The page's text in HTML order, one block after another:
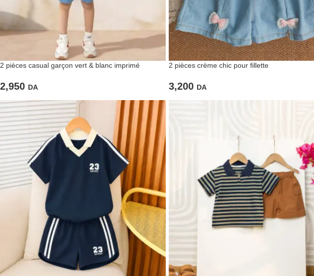
2 pièces casual garçon vert & blanc imprimé
2,950 DA
2 pièces crème chic pour fillette
3,200 DA